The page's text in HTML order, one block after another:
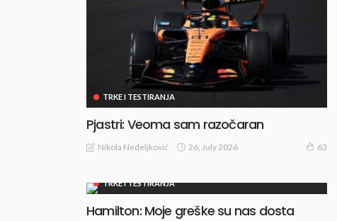
TRKE I TESTIRANJA
Pjastri: Veoma sam razočaran
Nikola Nedeljković 26, July 2026 63
TRKE I TESTIRANJA
Hamilton: Moje greške su nas dosta